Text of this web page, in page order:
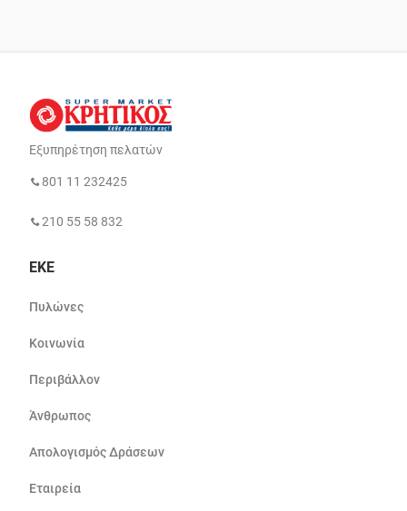
Εξυπηρέτηση πελατών
801 11 232425
210 55 58 832
ΕΚΕ
Πυλώνες
Κοινωνία
Περιβάλλον
Άνθρωπος
Απολογισμός Δράσεων
Εταιρεία